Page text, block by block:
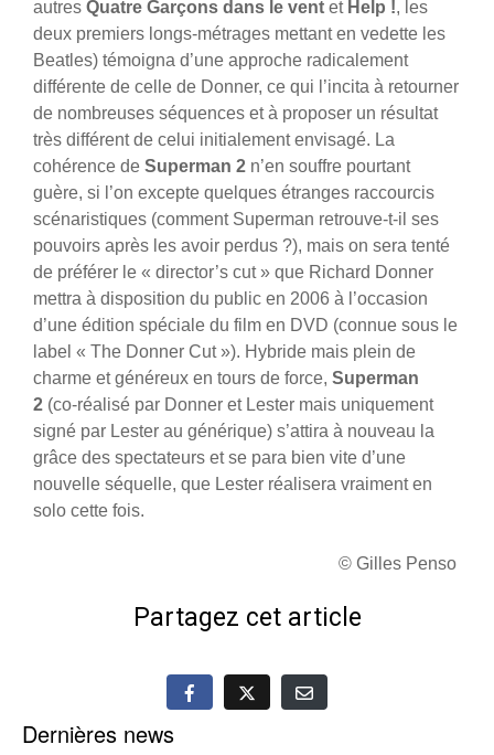
autres Quatre Garçons dans le vent et Help !, les
deux premiers longs-métrages mettant en vedette les
Beatles) témoigna d’une approche radicalement
différente de celle de Donner, ce qui l’incita à retourner
de nombreuses séquences et à proposer un résultat
très différent de celui initialement envisagé. La
cohérence de Superman 2 n’en souffre pourtant
guère, si l’on excepte quelques étranges raccourcis
scénaristiques (comment Superman retrouve-t-il ses
pouvoirs après les avoir perdus ?), mais on sera tenté
de préférer le « director’s cut » que Richard Donner
mettra à disposition du public en 2006 à l’occasion
d’une édition spéciale du film en DVD (connue sous le
label « The Donner Cut »). Hybride mais plein de
charme et généreux en tours de force, Superman
2 (co-réalisé par Donner et Lester mais uniquement
signé par Lester au générique) s’attira à nouveau la
grâce des spectateurs et se para bien vite d’une
nouvelle séquelle, que Lester réalisera vraiment en
solo cette fois.
© Gilles Penso
Partagez cet article
Dernières news